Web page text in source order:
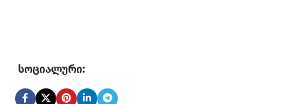
სოციალური: